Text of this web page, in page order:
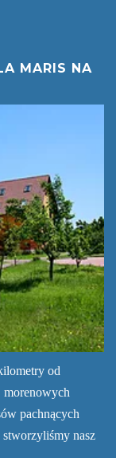
MARIS NA
od
pachnących
nasz